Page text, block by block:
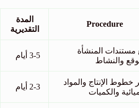
Procedure
المدة
التقديرية
المنشأة
والنشاط
3-5 أيام
الإنتاج والمواد
والكميات
2-3 أيام